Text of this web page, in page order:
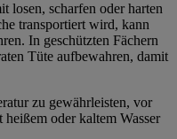
losen, scharfen oder harten
transportiert wird, kann
In geschützten Fächern
Tüte aufbewahren, damit
zu gewährleisten, vor
oder kaltem Wasser